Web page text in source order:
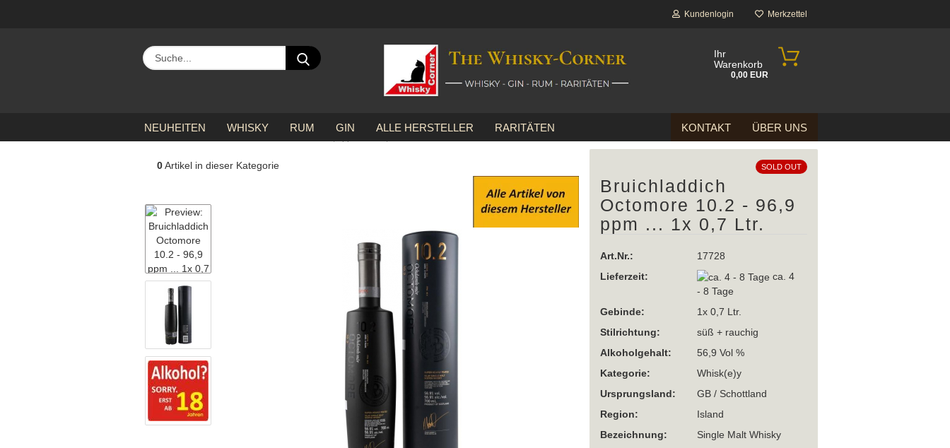
Kundenlogin
Passwort
Konto erstellen
Passwort vergessen?
Merkzettel
Suche...
Ihr
Warenkorb
0,00 EUR
NEUHEITEN WHISKY RUM GIN ALLE HERSTELLER RARITÄTEN KONTAKT ÜBER UNS
0Artikel in dieser Kategorie SOLD OUT
Bruichladdich
Octomore 10.2 - 96,9
ppm ... 1x 0,7 Ltr.
Art.Nr.:
17728
Lieferzeit:
ca. 4
- 8 Tage
Gebinde:
1x 0,7 Ltr.
Stilrichtung:
süß + rauchig
Alkoholgehalt:
56,9 Vol %
Kategorie:
Whisk(e)y
Ursprungsland:
GB / Schottland
Region:
Island
Bezeichnung:
Single Malt Whisky